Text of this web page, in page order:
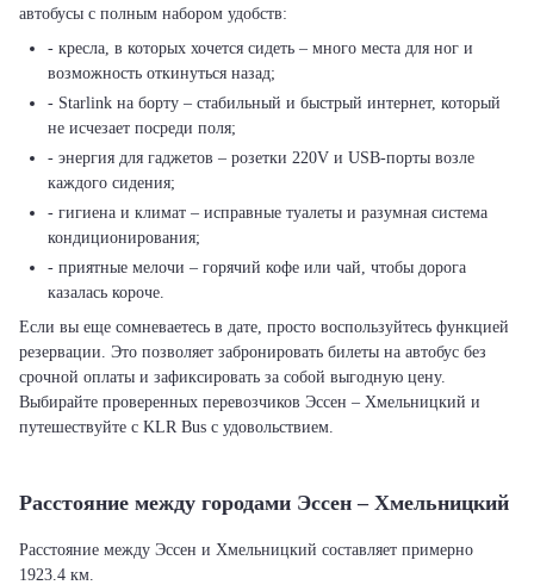
автобусы с полным набором удобств:
- кресла, в которых хочется сидеть – много места для ног и
возможность откинуться назад;
- Starlink на борту – стабильный и быстрый интернет, который
не исчезает посреди поля;
- энергия для гаджетов – розетки 220V и USB-порты возле
каждого сидения;
- гигиена и климат – исправные туалеты и разумная система
кондиционирования;
- приятные мелочи – горячий кофе или чай, чтобы дорога
казалась короче.
Если вы еще сомневаетесь в дате, просто воспользуйтесь функцией
резервации. Это позволяет забронировать билеты на автобус без
срочной оплаты и зафиксировать за собой выгодную цену.
Выбирайте проверенных перевозчиков Эссен – Хмельницкий и
путешествуйте с KLR Bus с удовольствием.
Расстояние между городами Эссен – Хмельницкий
Расстояние между Эссен и Хмельницкий составляет примерно
1923.4 км.